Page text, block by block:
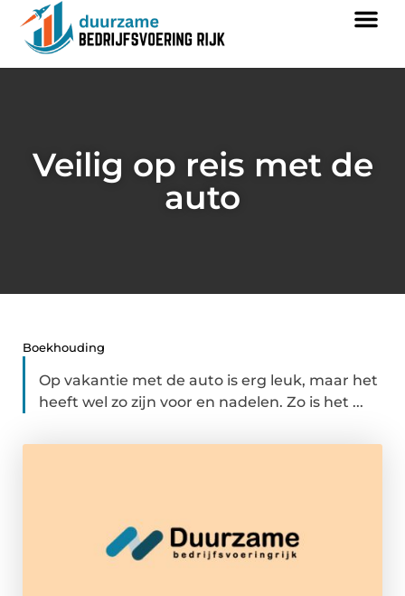
Veilig op reis met de
auto
Boekhouding
Op vakantie met de auto is erg leuk, maar het
heeft wel zo zijn voor en nadelen. Zo is het ...